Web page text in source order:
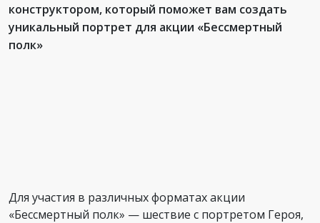
конструктором, который поможет вам создать
уникальный портрет для акции «Бессмертный
полк»
Для участия в различных форматах акции
«Бессмертный полк» — шествие с портретом Героя,